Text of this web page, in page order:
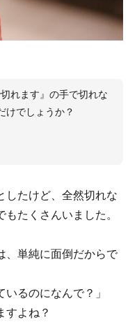
れます』の手で切れな
けでしょうか？
したけど、全然切れな
たくさんいました。
、単純に面倒だからで
るのになんで？」
すよね？